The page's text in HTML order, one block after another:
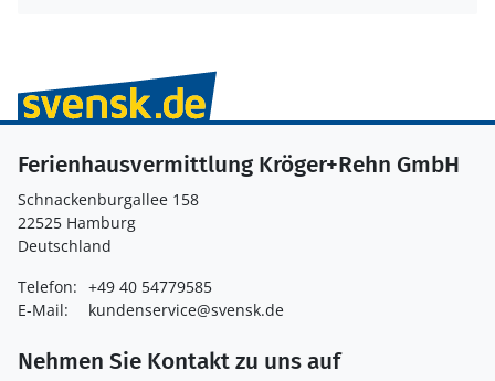
Ferienhausvermittlung Kröger+Rehn GmbH
Schnackenburgallee 158
22525 Hamburg
Deutschland
Telefon: +49 40 54779585
E-Mail:
kundenservice@svensk.de
Nehmen Sie Kontakt zu uns auf